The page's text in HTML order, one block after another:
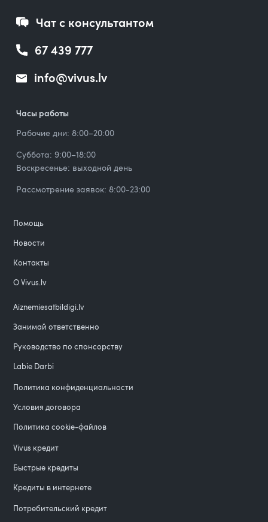
Чат с консультантом
67 439 777
info@vivus.lv
Часы работы
Рабочие дни: 8:00–20:00
Суббота: 9:00–18:00
Воскресенье: выходной день
Рассмотрение заявок: 8:00-23:00
Помощь
Новости
Контакты
О Vivus.lv
Aiznemiesatbildigi.lv
Занимай ответственно
Руководство по спонсорству
Labie Darbi
Политика конфиденциальности
Условия договора
Политика cookie-файлов
Vivus кредит
Быстрые кредиты
Кредиты в интернете
Потребительский кредит